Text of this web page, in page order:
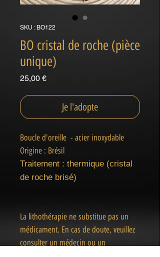
SKU : BO122
BO cristal de roche (pièce
unique)
25,00 €Prix
Je l'adopte
Boucle d'oreille - acier inoxydable
Origine : Brésil
Traitement : thermique (cristal
de roche brisé)
La lithothérapie ne substitue pas un
médicament. En cas de doute, veuillez
consulter un médecin ou un